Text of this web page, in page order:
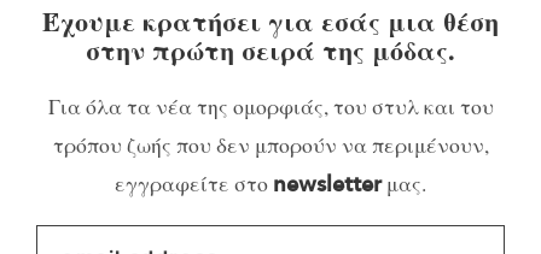
Έχουμε κρατήσει για εσάς μια θέση
στην πρώτη σειρά της μόδας.
Για όλα τα νέα της ομορφιάς, του στυλ και του
τρόπου ζωής που δεν μπορούν να περιμένουν,
εγγραφείτε στο newsletterμας.